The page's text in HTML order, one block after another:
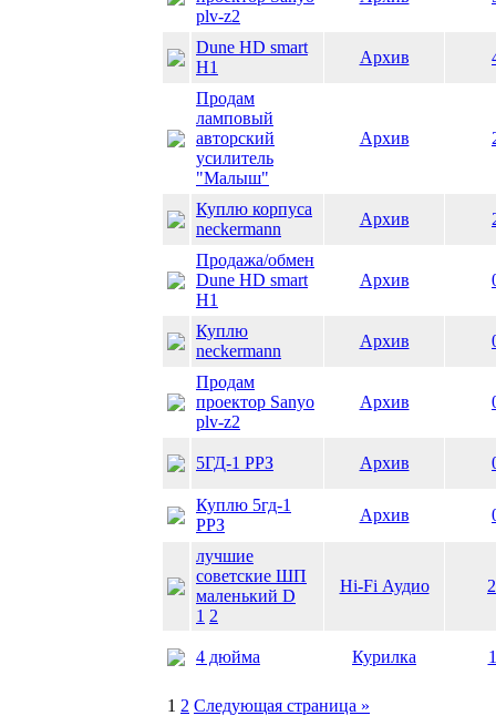
plv-z2
Dune HD smart
H1
Архив
Продам
ламповый
авторский
усилитель
"Малыш"
Архив
Куплю корпуса
neckermann
Архив
Продажа/обмен
Dune HD smart
H1
Архив
Куплю
neckermann
Архив
Продам
проектор Sanyo
plv-z2
Архив
5ГД-1 РРЗ Архив
Куплю 5гд-1
РРЗ
Архив
лучшие
советские ШП
маленький D
1 2
Hi-Fi Аудио
4 дюйма Курилка
1 2 Следующая страница »